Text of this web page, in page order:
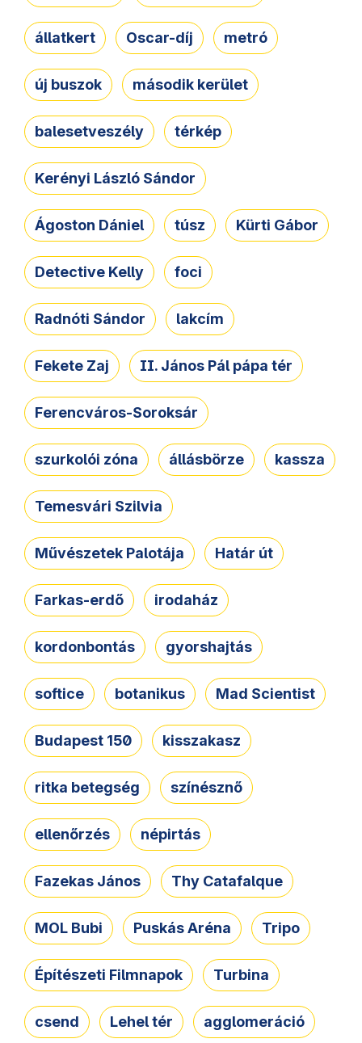
állatkert Oscar-díj metró
új buszok második kerület
balesetveszély térkép
Kerényi László Sándor
Ágoston Dániel túsz Kürti Gábor
Detective Kelly foci
Radnóti Sándor lakcím
Fekete Zaj II. János Pál pápa tér
Ferencváros-Soroksár
szurkolói zóna állásbörze kassza
Temesvári Szilvia
Művészetek Palotája Határ út
Farkas-erdő irodaház
kordonbontás gyorshajtás
softice botanikus Mad Scientist
Budapest 150 kisszakasz
ritka betegség színésznő
ellenőrzés népirtás
Fazekas János Thy Catafalque
MOL Bubi Puskás Aréna Tripo
Építészeti Filmnapok Turbina
csend Lehel tér agglomeráció